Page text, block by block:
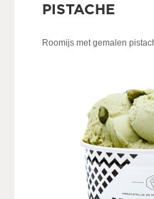
PISTACHE
Roomijs met gemalen